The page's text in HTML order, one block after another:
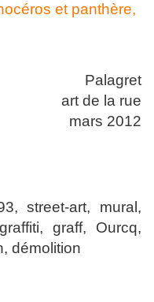
et panthère,
Palagret
art de la rue
mars 2012
street-art, mural,
graff, Ourcq,
démolition